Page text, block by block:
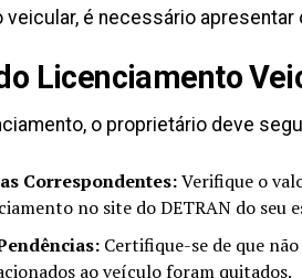
é necessário apresentar
Licenciamento
o proprietário deve
Correspondentes:Verifique o
no site do DETRAN do seu
Certifique-se de que
ao veículo foram quitados.